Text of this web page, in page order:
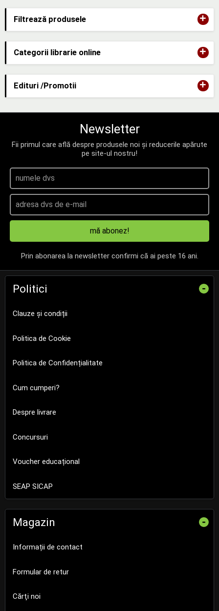
Filtrează produsele +
Categorii librarie online +
Edituri /Promotii +
Newsletter
Fii primul care află despre produsele noi și reducerile apărute
pe site-ul nostru!
mă abonez!
Prin abonarea la newsletter confirmi că ai peste 16 ani.
Politici -
Clauze și condiții
Politica de Cookie
Politica de Confidențialitate
Cum cumperi?
Despre livrare
Concursuri
Voucher educațional
SEAP SICAP
Magazin -
Informații de contact
Formular de retur
Cărţi noi